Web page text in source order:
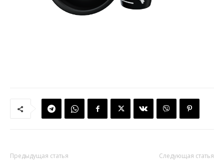
Предыдущая статья Следующая статья